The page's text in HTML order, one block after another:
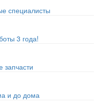
специалисты
3 года!
запчасти
и до дома